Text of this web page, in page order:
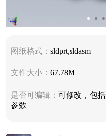
图纸格式： sldprt,sldasm
文件大小： 67.78M
是否可编辑： 可修改，包括
参数